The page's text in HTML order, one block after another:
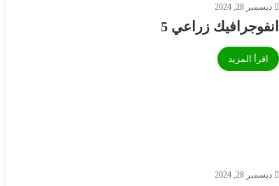
ديسمبر 28, 2024
انفوجرافيك زراعي 5
اقرأ المزيد
ديسمبر 28, 2024